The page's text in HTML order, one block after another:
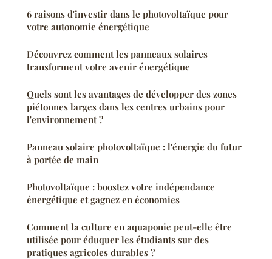
6 raisons d'investir dans le photovoltaïque pour
votre autonomie énergétique
Découvrez comment les panneaux solaires
transforment votre avenir énergétique
Quels sont les avantages de développer des zones
piétonnes larges dans les centres urbains pour
l'environnement ?
Panneau solaire photovoltaïque : l'énergie du futur
à portée de main
Photovoltaïque : boostez votre indépendance
énergétique et gagnez en économies
Comment la culture en aquaponie peut-elle être
utilisée pour éduquer les étudiants sur des
pratiques agricoles durables ?